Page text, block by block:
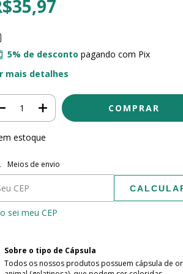
5% de desconto pagando com Pix
mais detalhes
estoque
para o CEP:
Meios de envio
sei meu CEP
Sobre o tipo de Cápsula
Todos os nossos produtos possuem cápsula de